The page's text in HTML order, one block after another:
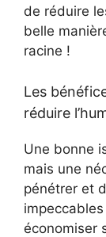
de réduire
belle
racine !
Les
réduire
Une bonne
mais une
pénétrer et
économiser